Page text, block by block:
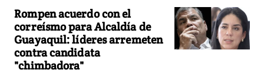
Rompen acuerdo con el
correísmo para Alcaldía de
Guayaquil: líderes arremeten
contra candidata
"chimbadora"